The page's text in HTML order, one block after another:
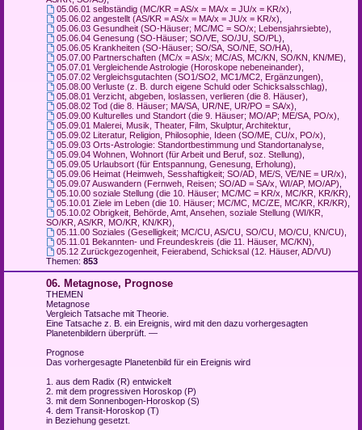
05.06.01 selbständig (MC/KR = AS/x = MA/x = JU/x = KR/x)
05.06.02 angestellt (AS/KR = AS/x = MA/x = JU/x = KR/x)
05.06.03 Gesundheit (SO-Häuser; MC/MC = SO/x; Lebensjahrsiebte)
05.06.04 Genesung (SO-Häuser; SO/VE, SO/JU, SO/PL)
05.06.05 Krankheiten (SO-Häuser; SO/SA, SO/NE, SO/HA)
05.07.00 Partnerschaften (MC/x = AS/x; MC/AS, MC/KN, SO/KN, KN/ME)
05.07.01 Vergleichende Astrologie (Horoskope nebeneinander)
05.07.02 Vergleichsgutachten (SO1/SO2, MC1/MC2, Ergänzungen)
05.08.00 Verluste (z. B. durch eigene Schuld oder Schicksalsschlag)
05.08.01 Verzicht, abgeben, loslassen, verlieren (die 8. Häuser)
05.08.02 Tod (die 8. Häuser; MA/SA, UR/NE, UR/PO = SA/x)
05.09.00 Kulturelles und Standort (die 9. Häuser; MO/AP; ME/SA, PO/x)
05.09.01 Malerei, Musik, Theater, Film, Skulptur, Architektur,
05.09.02 Literatur, Religion, Philosophie, Ideen (SO/ME, CU/x, PO/x)
05.09.03 Orts-Astrologie: Standortbestimmung und Standortanalyse,
05.09.04 Wohnen, Wohnort (für Arbeit und Beruf, soz. Stellung)
05.09.05 Urlaubsort (für Entspannung, Genesung, Erholung)
05.09.06 Heimat (Heimweh, Sesshaftigkeit; SO/AD, ME/S, VE/NE = UR/x)
05.09.07 Auswandern (Fernweh, Reisen; SO/AD = SA/x, WI/AP, MO/AP)
05.10.00 soziale Stellung (die 10. Häuser; MC/MC = KR/x, MC/KR, KR/KR)
05.10.01 Ziele im Leben (die 10. Häuser; MC/MC, MC/ZE, MC/KR, KR/KR)
05.10.02 Obrigkeit, Behörde, Amt, Ansehen, soziale Stellung (WI/KR,
SO/KR, AS/KR, MO/KR, KN/KR)
05.11.00 Soziales (Geselligkeit; MC/CU, AS/CU, SO/CU, MO/CU, KN/CU)
05.11.01 Bekannten- und Freundeskreis (die 11. Häuser, MC/KN)
05.12 Zurückgezogenheit, Feierabend, Schicksal (12. Häuser, AD/VU)
Themen: 853
06. Metagnose, Prognose
THEMEN
Metagnose
Vergleich Tatsache mit Theorie.
Eine Tatsache z. B. ein Ereignis, wird mit den dazu vorhergesagten
Planetenbildern überprüft. —
Prognose
Das vorhergesagte Planetenbild für ein Ereignis wird
1. aus dem Radix (R) entwickelt
2. mit dem progressiven Horoskop (P)
3. mit dem Sonnenbogen-Horoskop (S)
4. dem Transit-Horoskop (T)
in Beziehung gesetzt.